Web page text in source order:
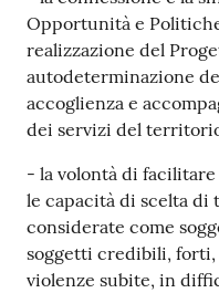
Opportunità e
realizzazione del
autodeterminazione
accoglienza e
dei servizi del
- la volontà di
le capacità di scelta di
considerate come
soggetti credibili,
violenze subite, in